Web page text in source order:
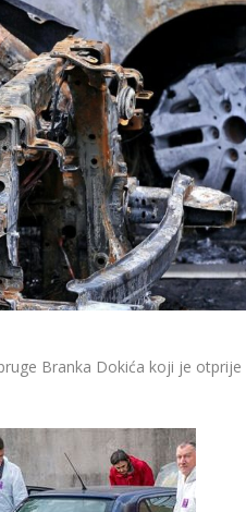
Branka Dokića koji je otprije